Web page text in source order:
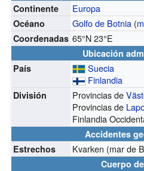
Continente
Europa
Océano Golfo de Botnia (
Coordenadas 65°N23°E
Ubicación
País
Suecia
Finlandia
División Provincias de
Provincias de
Finlandia
Accidentes
Estrechos
Kvarken (mar de
Cuerpo